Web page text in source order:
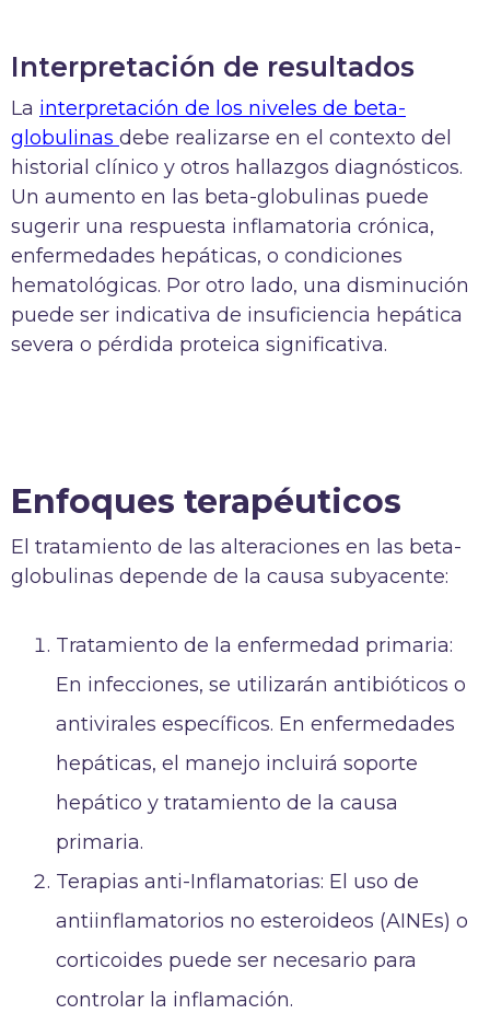
Interpretación de resultados
La interpretación de los niveles de beta-
globulinas debe realizarse en el contexto del
historial clínico y otros hallazgos diagnósticos.
Un aumento en las beta-globulinas puede
sugerir una respuesta inflamatoria crónica,
enfermedades hepáticas, o condiciones
hematológicas. Por otro lado, una disminución
puede ser indicativa de insuficiencia hepática
severa o pérdida proteica significativa.
Enfoques terapéuticos
El tratamiento de las alteraciones en las beta-
globulinas depende de la causa subyacente:
Tratamiento de la enfermedad primaria:
En infecciones, se utilizarán antibióticos o
antivirales específicos. En enfermedades
hepáticas, el manejo incluirá soporte
hepático y tratamiento de la causa
primaria.
Terapias anti-Inflamatorias: El uso de
antiinflamatorios no esteroideos (AINEs) o
corticoides puede ser necesario para
controlar la inflamación.